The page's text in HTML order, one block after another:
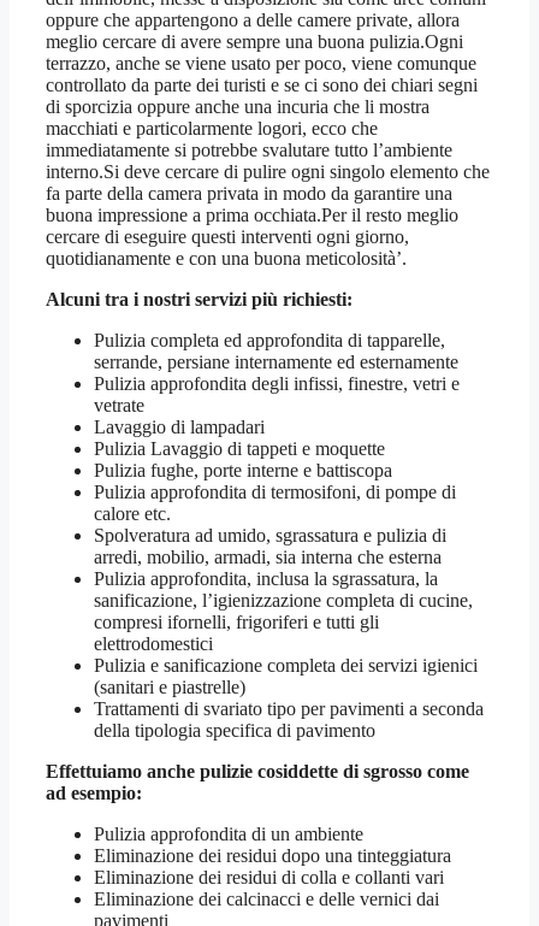
oppure che appartengono a delle camere private, allora
meglio cercare di avere sempre una buona pulizia.Ogni
terrazzo, anche se viene usato per poco, viene comunque
controllato da parte dei turisti e se ci sono dei chiari segni
di sporcizia oppure anche una incuria che li mostra
macchiati e particolarmente logori, ecco che
immediatamente si potrebbe svalutare tutto l’ambiente
interno.Si deve cercare di pulire ogni singolo elemento che
fa parte della camera privata in modo da garantire una
buona impressione a prima occhiata.Per il resto meglio
cercare di eseguire questi interventi ogni giorno,
quotidianamente e con una buona meticolosità’.
Alcuni tra i nostri servizi più richiesti:
Pulizia completa ed approfondita di tapparelle,
serrande, persiane internamente ed esternamente
Pulizia approfondita degli infissi, finestre, vetri e
vetrate
Lavaggio di lampadari
Pulizia Lavaggio di tappeti e moquette
Pulizia fughe, porte interne e battiscopa
Pulizia approfondita di termosifoni, di pompe di
calore etc.
Spolveratura ad umido, sgrassatura e pulizia di
arredi, mobilio, armadi, sia interna che esterna
Pulizia approfondita, inclusa la sgrassatura, la
sanificazione, l’igienizzazione completa di cucine,
compresi ifornelli, frigoriferi e tutti gli
elettrodomestici
Pulizia e sanificazione completa dei servizi igienici
(sanitari e piastrelle)
Trattamenti di svariato tipo per pavimenti a seconda
della tipologia specifica di pavimento
Effettuiamo anche pulizie cosiddette di sgrosso come
ad esempio:
Pulizia approfondita di un ambiente
Eliminazione dei residui dopo una tinteggiatura
Eliminazione dei residui di colla e collanti vari
Eliminazione dei calcinacci e delle vernici dai
pavimenti